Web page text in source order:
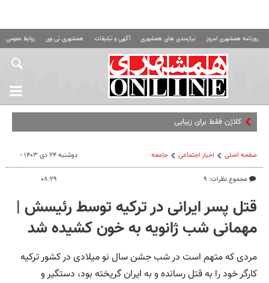
روزنامه همشهری امروز نیازمندی های همشهری آگهی و تبلیغات همشهری تی وی روابط عمومی
کلاژن فقط برای زیبایی نیست؛ کشف تازه در
صفحه اصلی اخبار اجتماعی جامعه
مجموع نظرات: ۹
دوشنبه ۲۴ دی ۱۴۰۳ -
۰۸:۲۹
قتل پسر ایرانی در ترکیه توسط رئیسش |
مهمانی شب ژانویه به خون کشیده شد
مردی که متهم است در شب جشن سال نو میلادی در کشور ترکیه
کارگر خود را به قتل رسانده و به ایران گریخته بود، دستگیر و